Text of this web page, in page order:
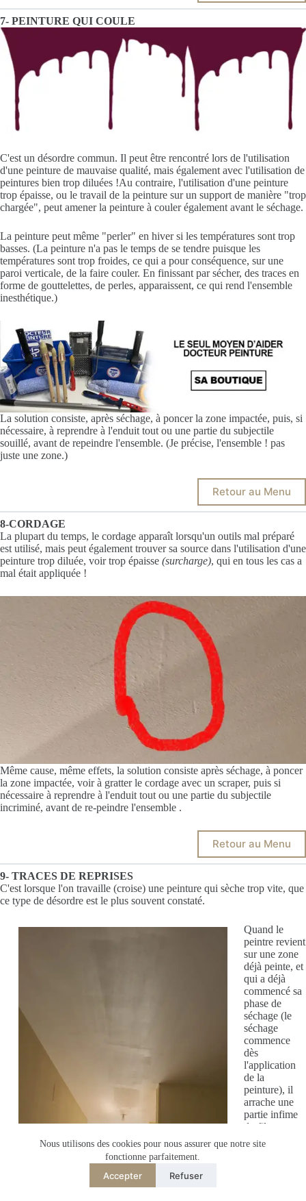
Nous utilisons des cookies pour nous assurer que notre site
fonctionne parfaitement.
Accepter Refuser
7- PEINTURE QUI COULE
C'est un désordre commun. Il peut être rencontré lors de l'utilisation
d'une peinture de mauvaise qualité, mais également avec l'utilisation de
peintures bien trop diluées !Au contraire, l'utilisation d'une peinture
trop épaisse, ou le travail de la peinture sur un support de manière "trop
chargée", peut amener la peinture à couler également avant le séchage.
La peinture peut même "perler" en hiver si les températures sont trop
basses. (La peinture n'a pas le temps de se tendre puisque les
températures sont trop froides, ce qui a pour conséquence, sur une
paroi verticale, de la faire couler. En finissant par sécher, des traces en
forme de gouttelettes, de perles, apparaissent, ce qui rend l'ensemble
inesthétique.)
La solution consiste, après séchage, à poncer la zone impactée, puis, si
nécessaire, à reprendre à l'enduit tout ou une partie du subjectile
souillé, avant de repeindre l'ensemble. (Je précise, l'ensemble ! pas
juste une zone.)
Retour au Menu
8-CORDAGE
La plupart du temps, le cordage apparaît lorsqu'un outils mal préparé
est utilisé, mais peut également trouver sa source dans l'utilisation d'une
peinture trop diluée, voir trop épaisse (surcharge), qui en tous les cas a
mal était appliquée !
Même cause, même effets, la solution consiste après séchage, à poncer
la zone impactée, voir à gratter le cordage avec un scraper, puis si
nécessaire à reprendre à l'enduit tout ou une partie du subjectile
incriminé, avant de re-peindre l'ensemble .
Retour au Menu
9- TRACES DE REPRISES
C'est lorsque l'on travaille (croise) une peinture qui sèche trop vite, que
ce type de désordre est le plus souvent constaté.
Quand le
peintre revient
sur une zone
déjà peinte, et
qui a déjà
commencé sa
phase de
séchage (le
séchage
commence
dès
l'application
de la
peinture), il
arrache une
partie infime
du film
superficiel, ce